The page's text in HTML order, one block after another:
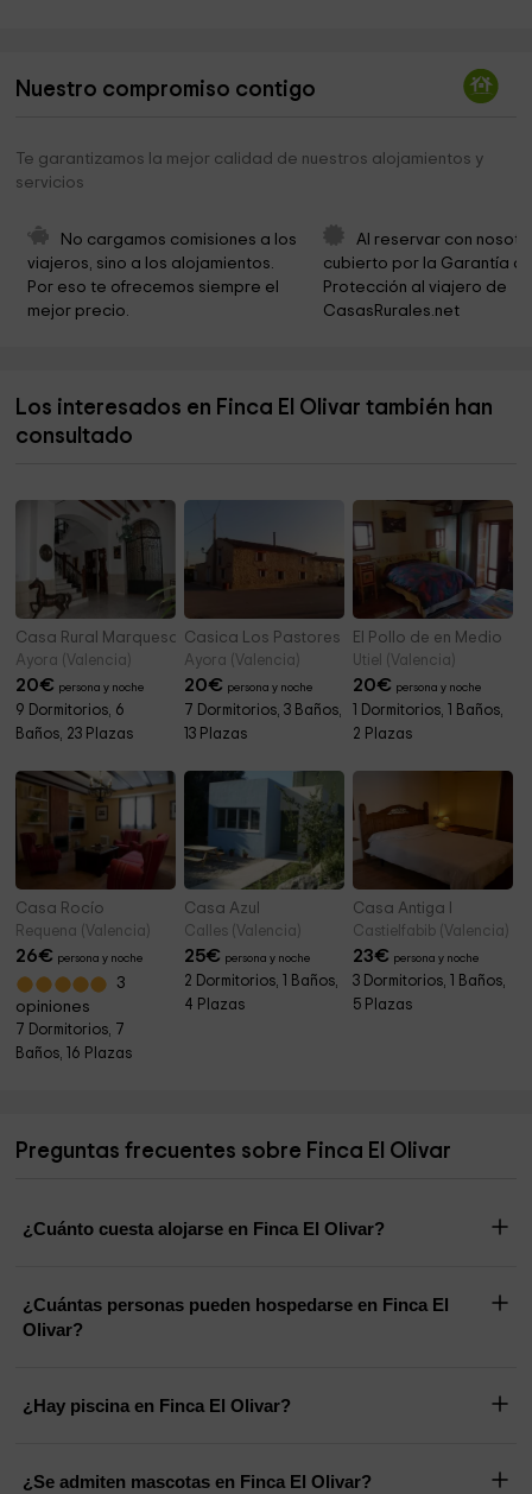
Religiosas Dominicas De La Anunciata 9,7 km
Ayuntamiento de Villargordo del Cabriel
Parroquia de San Roque
Nuestro compromiso contigo
Te garantizamos la mejor calidad de nuestros alojamientos y
servicios
No cargamos comisiones a los
viajeros, sino a los alojamientos.
Por eso te ofrecemos siempre el
mejor precio.
Al reservar con
cubierto por la Garantía
Protección al viajero de
CasasRurales.net
Los interesados en Finca El Olivar también han
consultado
Casa Rural Marquesa 27
Ayora (Valencia)
20€ persona y noche
9 Dormitorios, 6
Baños, 23 Plazas
Casica Los Pastores
Ayora (Valencia)
20€ persona y noche
7 Dormitorios, 3 Baños,
13 Plazas
El Pollo de en Medio
Utiel (Valencia)
20€ persona y noche
1 Dormitorios, 1 Baños,
2 Plazas
Casa Rocío
Requena (Valencia)
26€ persona y noche
3
opiniones
7 Dormitorios, 7
Baños, 16 Plazas
Casa Azul
Calles (Valencia)
25€ persona y noche
2 Dormitorios, 1 Baños,
4 Plazas
Casa Antiga I
Castielfabib (Valencia)
23€ persona y noche
3 Dormitorios, 1 Baños,
5 Plazas
Preguntas frecuentes sobre Finca El Olivar
¿Cuánto cuesta alojarse en Finca El Olivar?
¿Cuántas personas pueden hospedarse en Finca El
Olivar?
¿Hay piscina en Finca El Olivar?
¿Se admiten mascotas en Finca El Olivar?